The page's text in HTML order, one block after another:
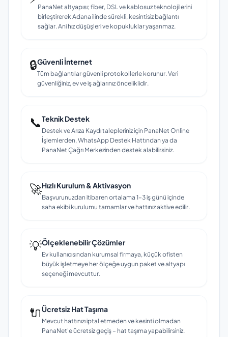
PanaNet altyapısı; fiber, DSL ve kablosuz teknolojilerini
birleştirerek Adana ilinde sürekli, kesintisiz bağlantı
sağlar. Ani hız düşüşleri ve kopukluklar yaşanmaz.
🔒Güvenli İnternet
Tüm bağlantılar güvenli protokollerle korunur. Veri
güvenliğiniz, ev ve iş ağlarınız önceliklidir.
📞Teknik Destek
Destek ve Arıza Kaydı talepleriniz için PanaNet Online
İşlemlerden, WhatsApp Destek Hattından ya da
PanaNet Çağrı Merkezinden destek alabilirsiniz.
🚀Hızlı Kurulum & Aktivasyon
Başvurunuzdan itibaren ortalama 1–3 iş günü içinde
saha ekibi kurulumu tamamlar ve hattınız aktive edilir.
💡Ölçeklenebilir Çözümler
Ev kullanıcısından kurumsal firmaya, küçük ofisten
büyük işletmeye her ölçeğe uygun paket ve altyapı
seçeneği mevcuttur.
🔌Ücretsiz Hat Taşıma
Mevcut hattınızı iptal etmeden ve kesinti olmadan
PanaNet'e ücretsiz geçiş – hat taşıma yapabilirsiniz.